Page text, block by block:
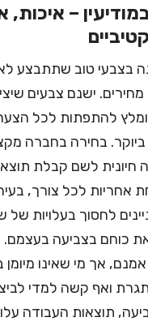
– איכות,
בצבעי טוב שתתבצע
ישנם צבעים
להתפתות לכל
בחירה בחברה
חיונית לשם קבלת
אחריות לכל צורך,
לחסוך בעלויות של
כוחם בצביעה בעצמם.
אך מי שאינו
ואף קשה למדי
תוצאות העבודה